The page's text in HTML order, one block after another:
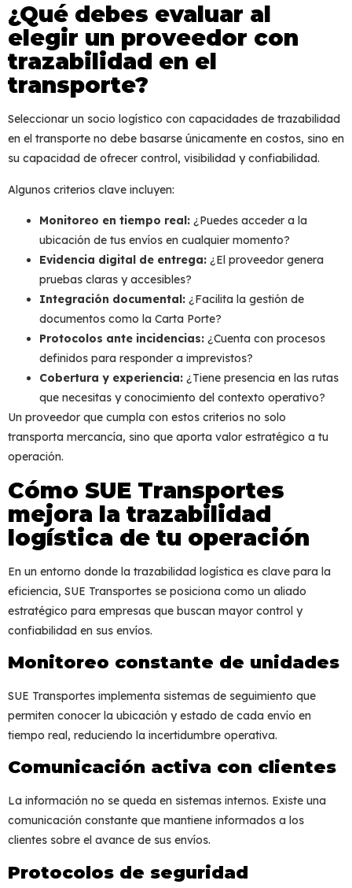
¿Qué debes evaluar al
elegir un proveedor con
trazabilidad en el
transporte?
Seleccionar un socio logístico con capacidades de trazabilidad
en el transporte no debe basarse únicamente en costos, sino en
su capacidad de ofrecer control, visibilidad y confiabilidad.
Algunos criterios clave incluyen:
Monitoreo en tiempo real: ¿Puedes acceder a la
ubicación de tus envíos en cualquier momento?
Evidencia digital de entrega: ¿El proveedor genera
pruebas claras y accesibles?
Integración documental: ¿Facilita la gestión de
documentos como la Carta Porte?
Protocolos ante incidencias: ¿Cuenta con procesos
definidos para responder a imprevistos?
Cobertura y experiencia: ¿Tiene presencia en las rutas
que necesitas y conocimiento del contexto operativo?
Un proveedor que cumpla con estos criterios no solo
transporta mercancía, sino que aporta valor estratégico a tu
operación.
Cómo SUE Transportes
mejora la trazabilidad
logística de tu operación
En un entorno donde la trazabilidad logística es clave para la
eficiencia, SUE Transportes se posiciona como un aliado
estratégico para empresas que buscan mayor control y
confiabilidad en sus envíos.
Monitoreo constante de unidades
SUE Transportes implementa sistemas de seguimiento que
permiten conocer la ubicación y estado de cada envío en
tiempo real, reduciendo la incertidumbre operativa.
Comunicación activa con clientes
La información no se queda en sistemas internos. Existe una
comunicación constante que mantiene informados a los
clientes sobre el avance de sus envíos.
Protocolos de seguridad